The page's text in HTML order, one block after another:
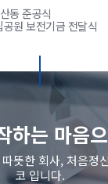
동 준공식
원 보전기금 전달식
하는 마음
뜻한 회사, 처음정
코 입니다.